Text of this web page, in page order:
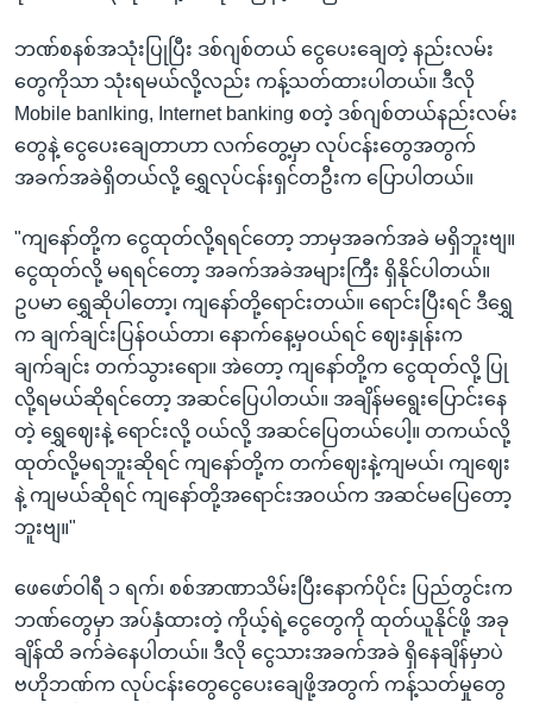
ဘဏ်စနစ်အသုံးပြုပြီး ဒစ်ဂျစ်တယ် ငွေပေးချေတဲ့ နည်းလမ်း
တွေကိုသာ သုံးရမယ်လို့လည်း ကန့်သတ်ထားပါတယ်။ ဒီလို
Mobile banlking, Internet banking စတဲ့ ဒစ်ဂျစ်တယ်နည်းလမ်း
တွေနဲ့ ငွေပေးချေတာဟာ လက်တွေ့မှာ လုပ်ငန်းတွေအတွက်
အခက်အခဲရှိတယ်လို့ ရွှေလုပ်ငန်းရှင်တဦးက ပြောပါတယ်။
"ကျနော်တို့က ငွေထုတ်လို့ရရင်တော့ ဘာမှအခက်အခဲ မရှိဘူးဗျ။
ငွေထုတ်လို့ မရရင်တော့ အခက်အခဲအများကြီး ရှိနိုင်ပါတယ်။
ဥပမာ ရွှေဆိုပါတော့၊ ကျနော်တို့ရောင်းတယ်။ ရောင်းပြီးရင် ဒီရွှေ
က ချက်ချင်းပြန်ဝယ်တာ၊ နောက်နေ့မှဝယ်ရင် ဈေးနှုန်းက
ချက်ချင်း တက်သွားရော။ အဲတော့ ကျနော်တို့က ငွေထုတ်လို့ ပြု
လို့ရမယ်ဆိုရင်တော့ အဆင်ပြေပါတယ်။ အချိန်မရွေးပြောင်းနေ
တဲ့ ရွှေဈေးနဲ့ ရောင်းလို့ ဝယ်လို့ အဆင်ပြေတယ်ပေါ့။ တကယ်လို့
ထုတ်လို့မရဘူးဆိုရင် ကျနော်တို့က တက်ဈေးနဲ့ကျမယ်၊ ကျဈေး
နဲ့ ကျမယ်ဆိုရင် ကျနော်တို့အရောင်းအဝယ်က အဆင်မပြေတော့
ဘူးဗျ။"
ဖေဖော်ဝါရီ ၁ ရက်၊ စစ်အာဏာသိမ်းပြီးနောက်ပိုင်း ပြည်တွင်းက
ဘဏ်တွေမှာ အပ်နှံထားတဲ့ ကိုယ့်ရဲ့ငွေတွေကို ထုတ်ယူနိုင်ဖို့ အခု
ချိန်ထိ ခက်ခဲနေပါတယ်။ ဒီလို ငွေသားအခက်အခဲ ရှိနေချိန်မှာပဲ
ဗဟိုဘဏ်က လုပ်ငန်းတွေငွေပေးချေဖို့အတွက် ကန့်သတ်မှုတွေ